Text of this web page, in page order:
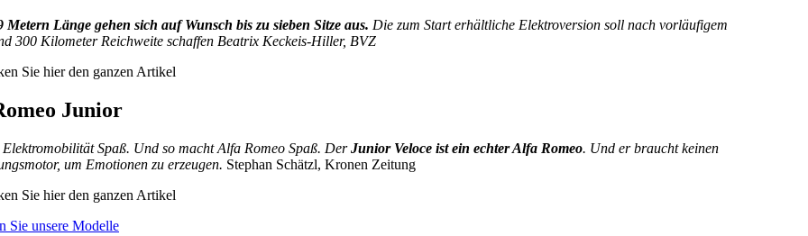
Metern Länge gehen sich auf Wunsch bis zu sieben Sitze aus. Die zum Start erhältliche Elektroversion soll nach vorläufigem
300 Kilometer Reichweite schaffen Beatrix Keckeis-Hiller, BVZ
Sie hierden ganzen Artikel
Junior
Elektromobilität Spaß. Und so macht Alfa Romeo Spaß. DerJunior Veloce ist ein echter Alfa Romeo. Und er braucht keinen
um Emotionen zu erzeugen. Stephan Schätzl, Kronen Zeitung
Sie hierden ganzen Artikel
Sie unsere Modelle